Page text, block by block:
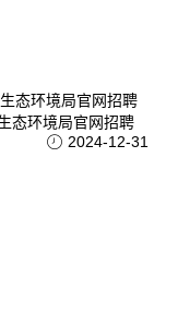
态环境局官网招聘
2024-12-31